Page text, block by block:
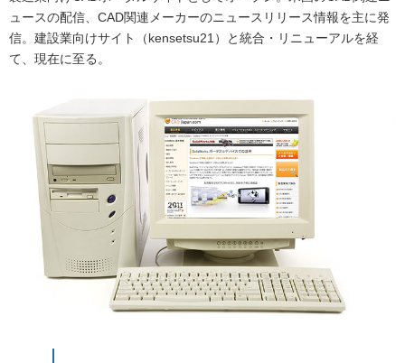
ュースの配信、CAD関連メーカーのニュースリリース情報を主に発
信。建設業向けサイト（kensetsu21）と統合・リニューアルを経
て、現在に至る。